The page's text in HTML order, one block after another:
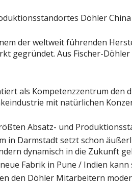
Döhler
der weltweit führenden
Aus Fischer-Döhler
als Kompetenzzentrum
mit natürlichen
Absatz- und
in Darmstadt setzt schon
dynamisch in die Zukunft
Fabrik in Pune / Indien
den Döhler Mitarbeitern